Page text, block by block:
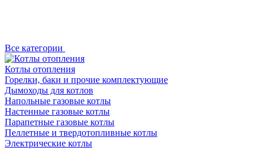
Все категории
Котлы отопления
Горелки, баки и прочие комплектующие
Дымоходы для котлов
Напольные газовые котлы
Настенные газовые котлы
Парапетные газовые котлы
Пеллетные и твердотопливные котлы
Электрические котлы